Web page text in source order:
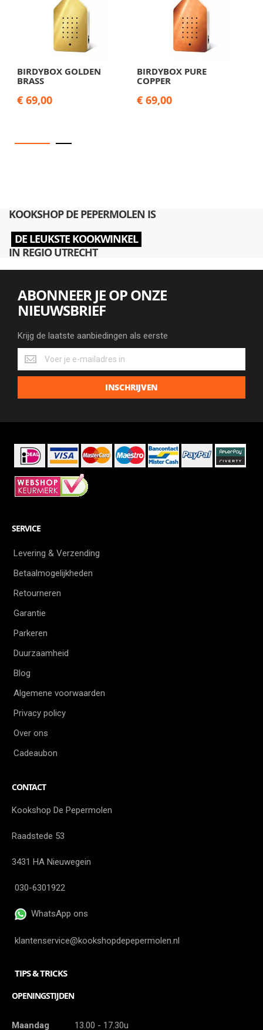
BIRDYBOX GOLDEN
BRASS
€ 69,00
BIRDYBOX PURE
COPPER
€ 69,00
KOOKSHOP DE PEPERMOLEN IS
DE LEUKSTE KOOKWINKEL
IN REGIO UTRECHT
ABONNEER JE OP ONZE
NIEUWSBRIEF
Krijg de laatste aanbiedingen als eerste
Krijg
de
laatste
INSCHRIJVEN
SERVICE
Levering & Verzending
Betaalmogelijkheden
Retourneren
Garantie
Parkeren
Duurzaamheid
Blog
Algemene voorwaarden
Privacy policy
Over ons
Cadeaubon
CONTACT
Kookshop De Pepermolen
Raadstede 53
3431 HA Nieuwegein
030-6301922
WhatsApp ons
klantenservice@kookshopdepepermolen.nl
TIPS & TRICKS
OPENINGSTIJDEN
Maandag 13.00 - 17.30u